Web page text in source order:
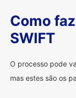
Como
SWIFT
O processo pode
mas estes são os